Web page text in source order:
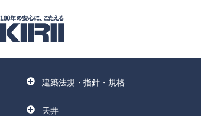
建築法規・指針・規格
天井